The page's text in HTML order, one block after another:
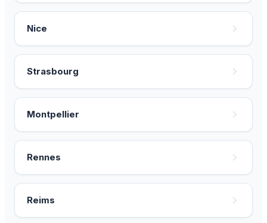
Nice
Strasbourg
Montpellier
Rennes
Reims